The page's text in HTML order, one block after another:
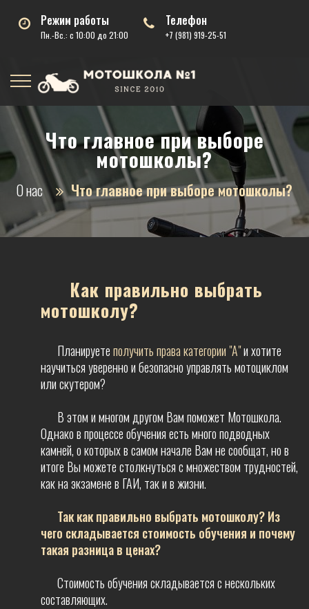
Режим работы
Пн.-Вс.: с 10:00 до 21:00
Телефон
+7 (981) 919-25-51
Что главное при выборе
мотошколы?
О нас Что главное при выборе мотошколы?
Как правильно выбрать
мотошколу?
Планируетеполучить права категории "А"и хотите
научиться уверенно и безопасно управлять мотоциклом
или скутером?
В этом и многом другом Вам поможет Мотошкола.
Однако в процессе обучения есть много подводных
камней, о которых в самом начале Вам не сообщат, но в
итоге Вы можете столкнуться с множеством трудностей,
как на экзамене в ГАИ, так и в жизни.
Так как правильно выбрать мотошколу? Из
чего складывается стоимость обучения и почему
такая разница в ценах?
Стоимость обучения складывается с нескольких
составляющих.